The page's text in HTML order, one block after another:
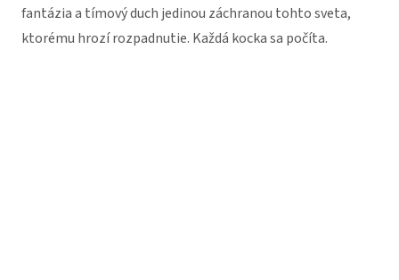
fantázia a tímový duch jedinou záchranou tohto sveta,
ktorému hrozí rozpadnutie. Každá kocka sa počíta.